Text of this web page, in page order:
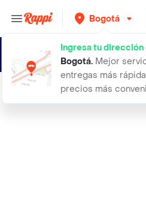
Bogotá
Ingresa tu dirección
Bogotá. Mejor
entregas más
precios más
aceite 3 en 1 original 30 ml